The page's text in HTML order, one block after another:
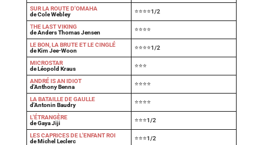
SUR LA ROUTE D'OMAHA
de Cole Webley
⭐⭐⭐⭐1/2
THE LAST VIKING
de Anders Thomas Jensen
⭐⭐⭐⭐
LE BON, LA BRUTE ET LE CINGLÉ
de Kim Jee-Woon
⭐⭐⭐⭐1/2
MICROSTAR
de Léopold Kraus
⭐⭐⭐
ANDRÉ IS AN IDIOT
d'Anthony Benna
⭐⭐⭐⭐
LA BATAILLE DE GAULLE
d'Antonin Baudry
⭐⭐⭐⭐
L'ÉTRANGÈRE
de Gaya Jiji
⭐⭐⭐1/2
LES CAPRICES DE L'ENFANT ROI
de Michel Leclerc
⭐⭐⭐1/2